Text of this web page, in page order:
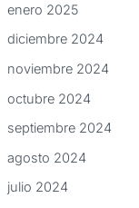
enero 2025
diciembre 2024
noviembre 2024
octubre 2024
septiembre 2024
agosto 2024
julio 2024